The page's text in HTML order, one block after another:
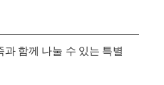
과 함께 나눌 수 있는 특별